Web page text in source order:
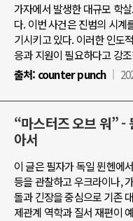
가자에서 발생한 대규모 학
다. 이번 사건은 진범의 시계
기시키고 있다. 이러한 인도
응과 지원이 필요하다고 강
출처: counter punch
“마스터즈 오브 워” -
아서
이 글은 필자가 독일 뮌헨에
등을 관찰하고 우크라이나,
돌과 긴장을 중심으로 기존
제관계 역학과 질서 재편이